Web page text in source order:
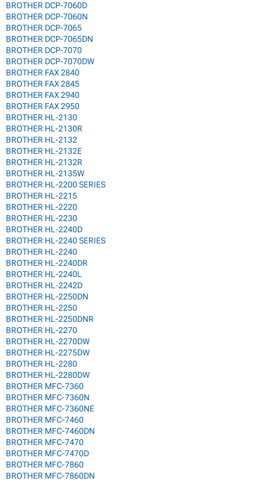
BROTHER DCP-7060D
BROTHER DCP-7060N
BROTHER DCP-7065
BROTHER DCP-7065DN
BROTHER DCP-7070
BROTHER DCP-7070DW
BROTHER FAX 2840
BROTHER FAX 2845
BROTHER FAX 2940
BROTHER FAX 2950
BROTHER HL-2130
BROTHER HL-2130R
BROTHER HL-2132
BROTHER HL-2132E
BROTHER HL-2132R
BROTHER HL-2135W
BROTHER HL-2200 SERIES
BROTHER HL-2215
BROTHER HL-2220
BROTHER HL-2230
BROTHER HL-2240D
BROTHER HL-2240 SERIES
BROTHER HL-2240
BROTHER HL-2240DR
BROTHER HL-2240L
BROTHER HL-2242D
BROTHER HL-2250DN
BROTHER HL-2250
BROTHER HL-2250DNR
BROTHER HL-2270
BROTHER HL-2270DW
BROTHER HL-2275DW
BROTHER HL-2280
BROTHER HL-2280DW
BROTHER MFC-7360
BROTHER MFC-7360N
BROTHER MFC-7360NE
BROTHER MFC-7460
BROTHER MFC-7460DN
BROTHER MFC-7470
BROTHER MFC-7470D
BROTHER MFC-7860
BROTHER MFC-7860DN